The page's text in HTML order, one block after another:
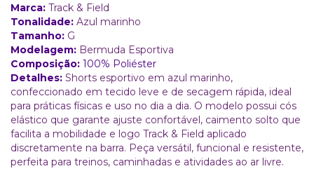
Marca: Track & Field
Tonalidade: Azul marinho
Tamanho: G
Modelagem: Bermuda Esportiva
Composição: 100% Poliéster
Detalhes: Shorts esportivo em azul marinho,
confeccionado em tecido leve e de secagem rápida, ideal
para práticas físicas e uso no dia a dia. O modelo possui cós
elástico que garante ajuste confortável, caimento solto que
facilita a mobilidade e logo Track & Field aplicado
discretamente na barra. Peça versátil, funcional e resistente,
perfeita para treinos, caminhadas e atividades ao ar livre.